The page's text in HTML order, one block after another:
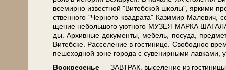
все­мир­но из­вест­ной "Ви­теб­ской шко­лы", яр­ки­ми
ствен­но­го "Чер­но­го квад­ра­та" Ка­зи­мир Ма­ле­вич,
ще­ние не­боль­шо­го уют­но­го МУЗЕЯ МАРКА
ды. Архивные до­ку­мен­ты, ме­бель, посуда,
Ви­теб­ске. Расселение в го­сти­ни­це. Сво­бод­ное
пе­ше­ход­ной зоне го­ро­да с су­ве­нир­ны­ми
Вос­кре­се­нье — ЗАВ­ТРАК, вы­се­ле­ние из